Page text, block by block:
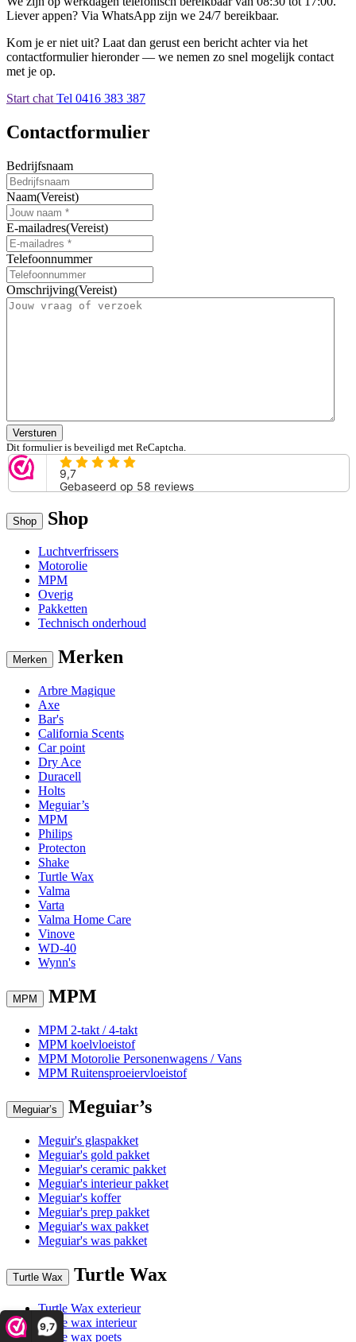
9,7
Liever appen? Via WhatsApp zijn we 24/7 bereikbaar.
Kom je er niet uit? Laat dan gerust een bericht achter via het
contactformulier hieronder — we nemen zo snel mogelijk contact
met je op.
Start chat Tel 0416 383 387
Contactformulier
Bedrijfsnaam
Naam(Vereist)
E-mailadres(Vereist)
Telefoonnummer
Omschrijving(Vereist)
Versturen
Dit formulier is beveiligd met ReCaptcha.
Shop Shop
Luchtverfrissers
Motorolie
MPM
Overig
Pakketten
Technisch onderhoud
Merken Merken
Arbre Magique
Axe
Bar's
California Scents
Car point
Dry Ace
Duracell
Holts
Meguiar’s
MPM
Philips
Protecton
Shake
Turtle Wax
Valma
Varta
Valma Home Care
Vinove
WD-40
Wynn's
MPM MPM
MPM 2-takt / 4-takt
MPM koelvloeistof
MPM Motorolie Personenwagens / Vans
MPM Ruitensproeiervloeistof
Meguiar’s Meguiar’s
Meguir's glaspakket
Meguiar's gold pakket
Meguiar's ceramic pakket
Meguiar's interieur pakket
Meguiar's koffer
Meguiar's prep pakket
Meguiar's wax pakket
Meguiar's was pakket
Turtle Wax Turtle Wax
Turtle Wax exterieur
Turtle wax interieur
Turtle wax poets